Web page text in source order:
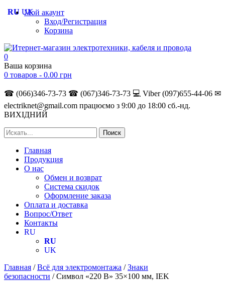
Мой акаунт
Вход/Регистрация
Корзина
0
Ваша корзина
0 товаров - 0.00 грн
☎ (066)346-73-73 ☎ (067)346-73-73 💻 Viber (097)655-44-06 ✉
electriknet@gmail.com працюємо з 9:00 до 18:00 сб.-нд.
ВИХІДНИЙ
Главная
Продукция
О нас
Обмен и возврат
Система скидок
Оформление заказа
Оплата и доставка
Вопрос/Ответ
Контакты
RU
RU
UK
Главная /Всё для электромонтажа /Знаки
безопасности / Символ «220 В» 35×100 мм, IEK
RU UK